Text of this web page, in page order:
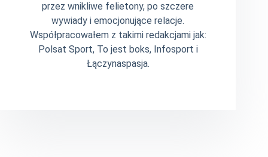
przez wnikliwe felietony, po szczere
wywiady i emocjonujące relacje.
Współpracowałem z takimi redakcjami jak:
Polsat Sport, To jest boks, Infosport i
Łączynaspasja.